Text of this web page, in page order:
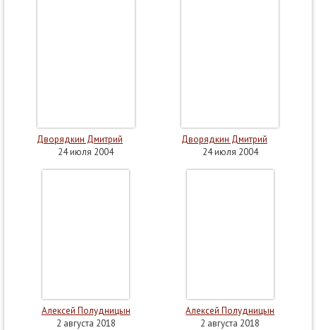
Дворядкин Дмитрий
24 июля 2004
Дворядкин Дмитрий
24 июля 2004
Алексей Полудницын
2 августа 2018
Алексей Полудницын
2 августа 2018